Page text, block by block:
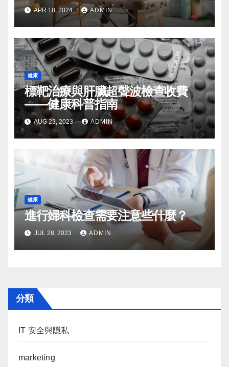
APR 18, 2024 ADMIN
健康
標靶治療與肝臟超聲波檢查收費
——健康科普指南
AUG 23, 2023 ADMIN
健康
進行婦科檢查需要注意些什麼？
JUL 28, 2023 ADMIN
分類
IT 安全與隱私
marketing